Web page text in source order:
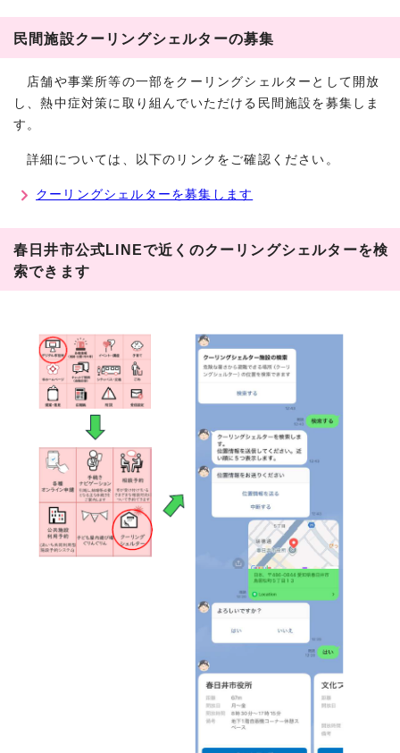
民間施設クーリングシェルターの募集
店舗や事業所等の一部をクーリングシェルターとして開放
し、熱中症対策に取り組んでいただける民間施設を募集しま
す。
詳細については、以下のリンクをご確認ください。
クーリングシェルターを募集します
春日井市公式LINEで近くのクーリングシェルターを検
索できます